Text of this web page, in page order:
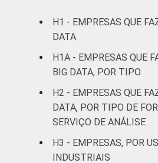
reparação
H1 - EMPRESAS QUE
DATA
H1A - EMPRESAS QUE
BIG DATA, POR TIPO
H2 - EMPRESAS QUE
DATA, POR TIPO DE
SERVIÇO DE ANÁLISE
H3 - EMPRESAS, POR
INDUSTRIAIS